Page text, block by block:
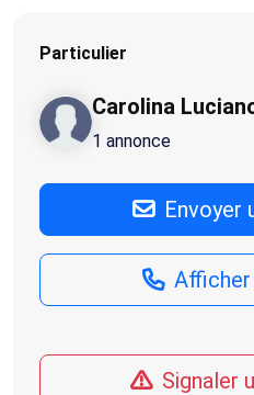
Particulier
Carolina
1 annonce
Envoyer
Signaler